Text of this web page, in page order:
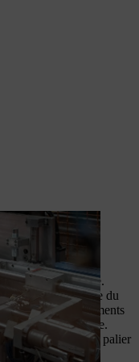
en trois parties.
plein, la voie de
trois parties est
automatique.
est dans la tête du
réduire les frottements
la chaîne du guide.
et le pignon avec palier